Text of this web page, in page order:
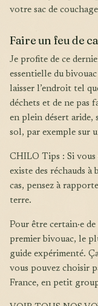
votre sac de
Faire un feu de
Je profite de ce dernier point pour vous rappeler une règle
essentielle du bivouac
laisser l’endroit tel
déchets et de ne pas
en plein désert aride,
sol, par exemple sur
CHILO Tips : Si vous souhaitez absolument faire du feu, il
existe des réchauds
cas, pensez à
terre.
Pour être certain·e de ne pas faire ces 10 erreurs lors de votre
premier bivouac, le
guide expérimenté.
vous pouvez choisir
France, en petit